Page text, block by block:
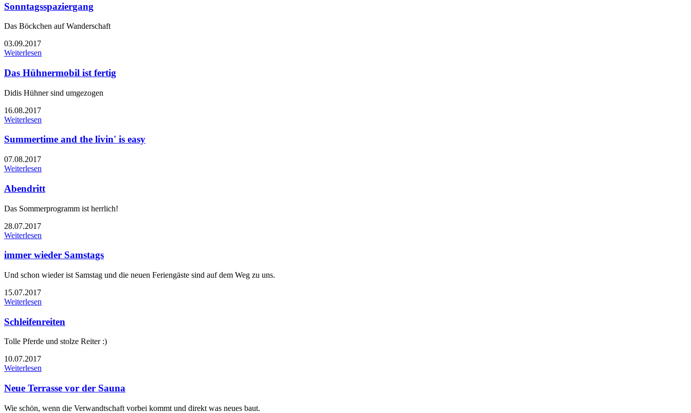
Sonntagsspaziergang
Das Böckchen auf Wanderschaft
03.09.2017
Weiterlesen
Das Hühnermobil ist fertig
Didis Hühner sind umgezogen
16.08.2017
Weiterlesen
Summertime and the livin' is easy
07.08.2017
Weiterlesen
Abendritt
Das Sommerprogramm ist herrlich!
28.07.2017
Weiterlesen
immer wieder Samstags
Und schon wieder ist Samstag und die neuen Feriengäste sind auf dem Weg zu uns.
15.07.2017
Weiterlesen
Schleifenreiten
Tolle Pferde und stolze Reiter :)
10.07.2017
Weiterlesen
Neue Terrasse vor der Sauna
Wie schön, wenn die Verwandtschaft vorbei kommt und direkt was neues baut.